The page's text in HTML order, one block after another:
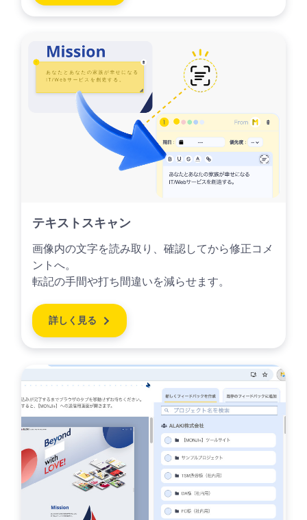
テキストスキャン
画像内の文字を読み取り、確認してから修正コメ
ントへ。
転記の手間や打ち間違いを減らせます。
詳しく見る